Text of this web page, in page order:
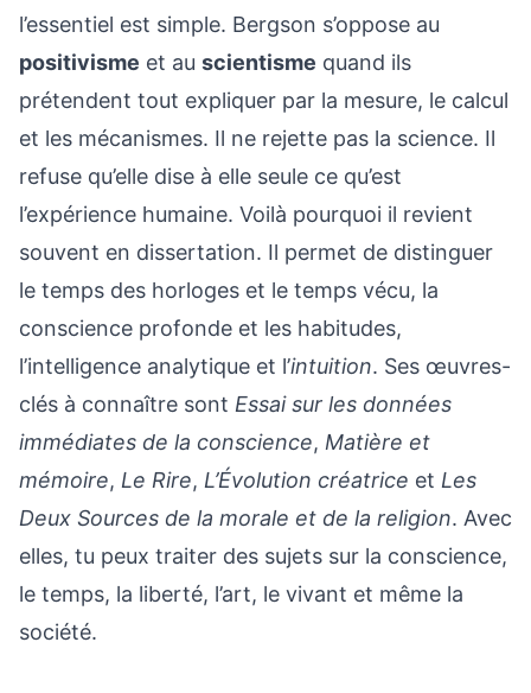
l’essentiel est simple. Bergson s’oppose au
positivisme et au scientisme quand ils
prétendent tout expliquer par la mesure, le calcul
et les mécanismes. Il ne rejette pas la science. Il
refuse qu’elle dise à elle seule ce qu’est
l’expérience humaine. Voilà pourquoi il revient
souvent en dissertation. Il permet de distinguer
le temps des horloges et le temps vécu, la
conscience profonde et les habitudes,
l’intelligence analytique et l’intuition. Ses œuvres-
clés à connaître sont Essai sur les données
immédiates de la conscience, Matière et
mémoire, Le Rire, L’Évolution créatrice et Les
Deux Sources de la morale et de la religion. Avec
elles, tu peux traiter des sujets sur la conscience,
le temps, la liberté, l’art, le vivant et même la
société.